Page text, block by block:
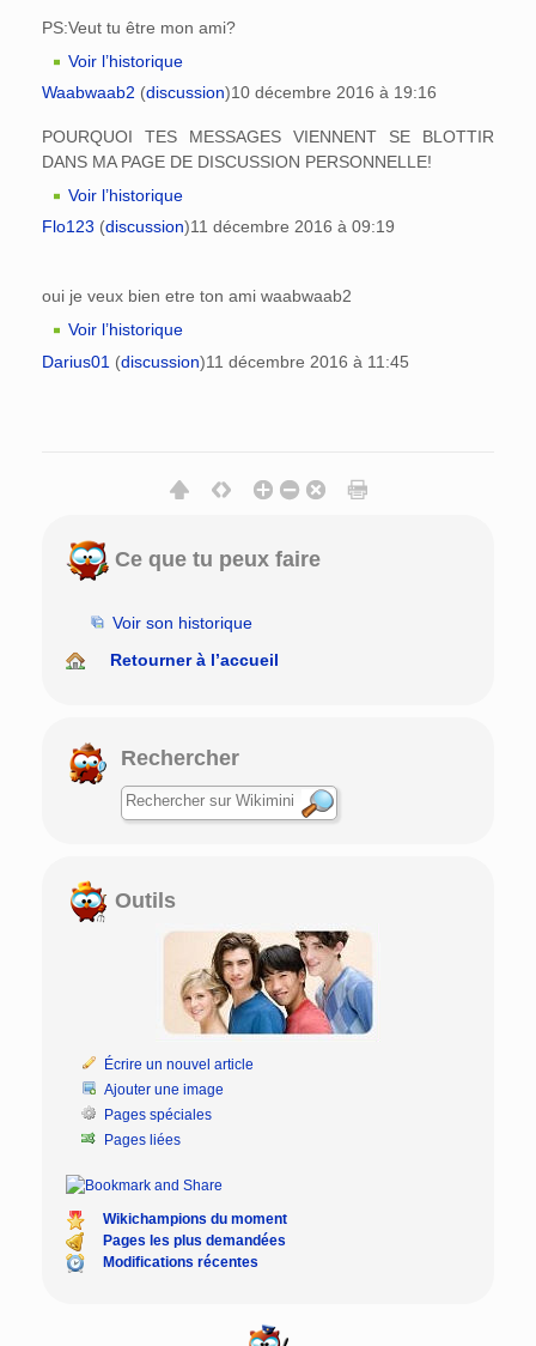
PS:Veut tu être mon ami?
Voir l’historique
Waabwaab2 (discussion)10 décembre 2016 à 19:16
POURQUOI TES MESSAGES VIENNENT SE BLOTTIR
DANS MA PAGE DE DISCUSSION PERSONNELLE!
Voir l’historique
Flo123 (discussion)11 décembre 2016 à 09:19
oui je veux bien etre ton ami waabwaab2
Voir l’historique
Darius01 (discussion)11 décembre 2016 à 11:45
Ce que tu peux faire
Voir son historique
Retourner à l’accueil
Rechercher
Outils
Écrire un nouvel article
Ajouter une image
Pages spéciales
Pages liées
Wikichampions du moment
Pages les plus demandées
Modifications récentes